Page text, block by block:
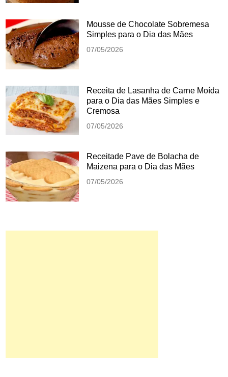
Mousse de Chocolate Sobremesa
Simples para o Dia das Mães
07/05/2026
Receita de Lasanha de Carne Moída
para o Dia das Mães Simples e
Cremosa
07/05/2026
Receitade Pave de Bolacha de
Maizena para o Dia das Mães
07/05/2026